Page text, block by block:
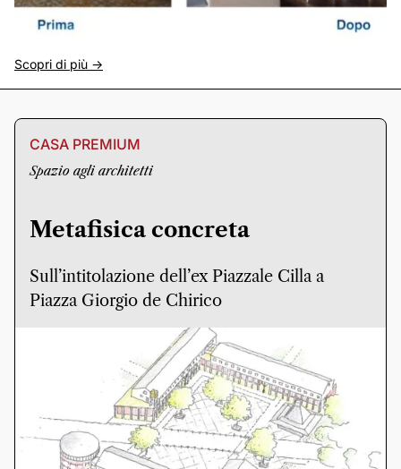
Scopri di più ->
CASA PREMIUM
Spazio agli architetti
Metafisica concreta
Sull’intitolazione dell’ex Piazzale Cilla a
Piazza Giorgio de Chirico